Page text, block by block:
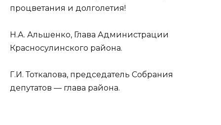
процветания и долголетия!
Н.А. Альшенко, Глава Администрации
Красносулинского района.
Г.И. Тоткалова, председатель Собрания
депутатов — глава района.